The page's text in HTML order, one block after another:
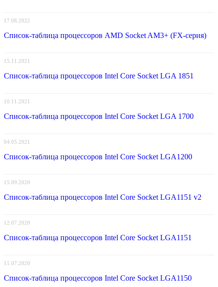
17.08.2022
Список-таблица процессоров AMD Socket AM3+ (FX-серия)
15.11.2021
Список-таблица процессоров Intel Core Socket LGA 1851
10.11.2021
Список-таблица процессоров Intel Core Socket LGA 1700
04.05.2021
Список-таблица процессоров Intel Core Socket LGA1200
15.09.2020
Список-таблица процессоров Intel Core Socket LGA1151 v2
12.07.2020
Список-таблица процессоров Intel Core Socket LGA1151
11.07.2020
Список-таблица процессоров Intel Core Socket LGA1150